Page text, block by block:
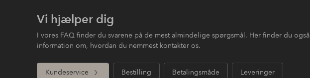
Vi hjælper dig
I vores FAQ finder du svarene på de mest almindelige spørgsmål. Her finder du også
information om, hvordan du nemmest kontakter os.
Kundeservice Bestilling Betalingsmåde Leveringer